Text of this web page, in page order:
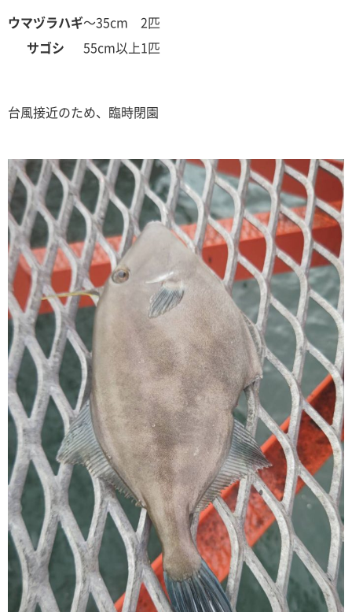
ウマヅラハギ～35cm
2匹
サゴシ
55cm以上1匹
台風接近のため、臨時閉園